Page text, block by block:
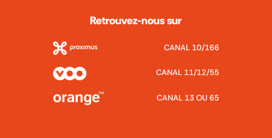
Retrouvez-nous sur
CANAL 10/166
CANAL 11/12/55
CANAL 13 OU 65